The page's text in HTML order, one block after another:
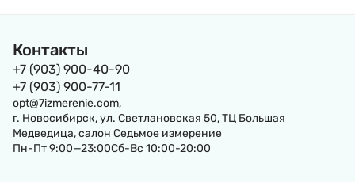
Контакты
+7 (903) 900-40-90
+7 (903) 900-77-11
opt@7izmerenie.com,
г. Новосибирск, ул. Светлановская 50, ТЦ Большая
Медведица, салон Седьмое измерение
Пн-Пт 9:00—23:00Сб-Вс 10:00-20:00